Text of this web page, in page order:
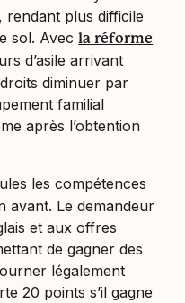
rendant plus difficile
sol. Avecla réforme
d’asile arrivant
diminuer par
familial
après l’obtention
les compétences
avant. Le demandeur
et aux offres
de gagner des
légalement
20 points s’il gagne